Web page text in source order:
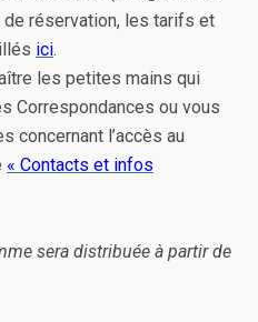
réservation, les tarifs et
ici.
les petites mains qui
Correspondances ou vous
concernant l’accès au
« Contacts et infos
sera distribuée à partir de